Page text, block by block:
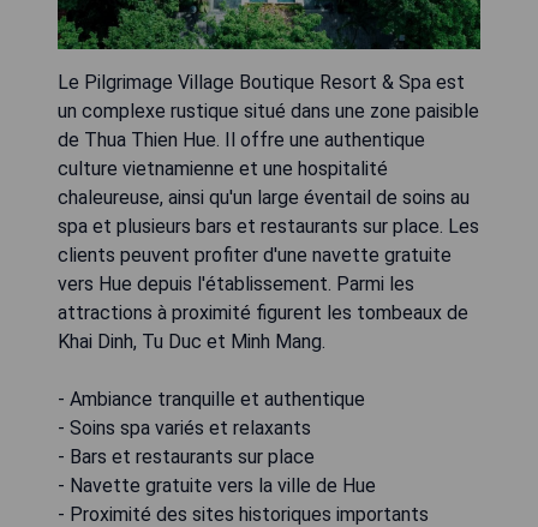
Le Pilgrimage Village Boutique Resort & Spa est
un complexe rustique situé dans une zone paisible
de Thua Thien Hue. Il offre une authentique
culture vietnamienne et une hospitalité
chaleureuse, ainsi qu'un large éventail de soins au
spa et plusieurs bars et restaurants sur place. Les
clients peuvent profiter d'une navette gratuite
vers Hue depuis l'établissement. Parmi les
attractions à proximité figurent les tombeaux de
Khai Dinh, Tu Duc et Minh Mang.
- Ambiance tranquille et authentique
- Soins spa variés et relaxants
- Bars et restaurants sur place
- Navette gratuite vers la ville de Hue
- Proximité des sites historiques importants